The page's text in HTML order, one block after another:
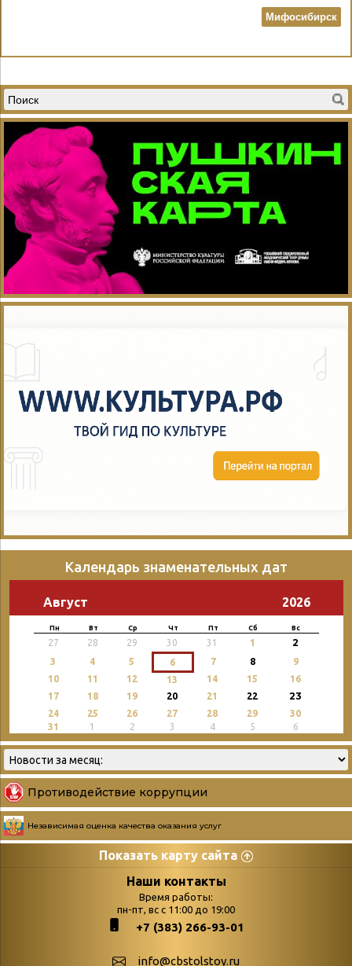
Мифосибирск
Календарь знаменательных дат
Август 2026
Пн Вт Ср Чт Пт Сб Вс
27 28 29 30 31 1 2
3 4 5 6 7 8
9
10
11 12 13 14 15
16
17
18 19 20 21 22 23
24 25 26 27 28 29
30
31
1 2 3 4 5 6
Противодействие коррупции
Независимая оценка качества оказания услуг
Показать карту сайта
Страницы
podvedenie-itogov-festivalya-
paskhalnaya-palitra
поступлений
Война. Народ.
Наши контакты
Время работы:
пн-пт, вс с 11:00 до 19:00
+7 (383) 266-93-01
info@cbstolstoy.ru